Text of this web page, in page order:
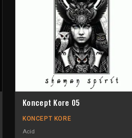
Koncept Kore 05
KONCEPT KORE
Acid